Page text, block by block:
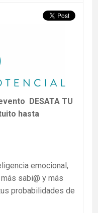
DESATA TU
hasta
emocional,
sabi@ y más
probabilidades de